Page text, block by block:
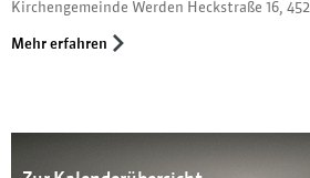
Kirchengemeinde Werden Heckstraße 16,
Mehr erfahren